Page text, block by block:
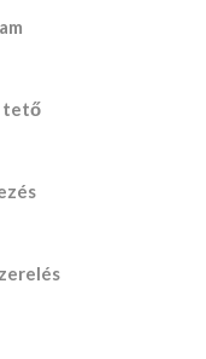
tető